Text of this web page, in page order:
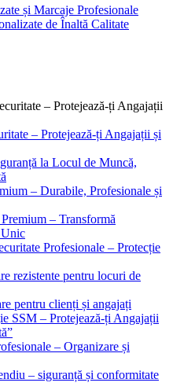
și Marcaje Profesionale
de Înaltă Calitate
– Protejează-ți Angajații și
la Locul de Muncă,
– Durabile, Profesionale și
– Transformă
Unic
Profesionale – Protecție
rezistente pentru locuri de
pentru clienți și angajați
SSM – Protejează-ți Angajații
– Organizare și
– siguranță și conformitate